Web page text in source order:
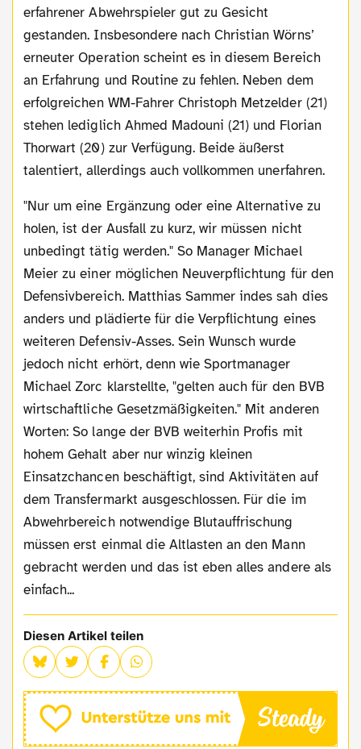
erfahrener Abwehrspieler gut zu Gesicht
gestanden. Insbesondere nach Christian Wörns’
erneuter Operation scheint es in diesem Bereich
an Erfahrung und Routine zu fehlen. Neben dem
erfolgreichen WM-Fahrer Christoph Metzelder (21)
stehen lediglich Ahmed Madouni (21) und Florian
Thorwart (20) zur Verfügung. Beide äußerst
talentiert, allerdings auch vollkommen unerfahren.
"Nur um eine Ergänzung oder eine Alternative zu
holen, ist der Ausfall zu kurz, wir müssen nicht
unbedingt tätig werden." So Manager Michael
Meier zu einer möglichen Neuverpflichtung für den
Defensivbereich. Matthias Sammer indes sah dies
anders und plädierte für die Verpflichtung eines
weiteren Defensiv-Asses. Sein Wunsch wurde
jedoch nicht erhört, denn wie Sportmanager
Michael Zorc klarstellte, "gelten auch für den BVB
wirtschaftliche Gesetzmäßigkeiten." Mit anderen
Worten: So lange der BVB weiterhin Profis mit
hohem Gehalt aber nur winzig kleinen
Einsatzchancen beschäftigt, sind Aktivitäten auf
dem Transfermarkt ausgeschlossen. Für die im
Abwehrbereich notwendige Blutauffrischung
müssen erst einmal die Altlasten an den Mann
gebracht werden und das ist eben alles andere als
einfach...
Diesen Artikel teilen